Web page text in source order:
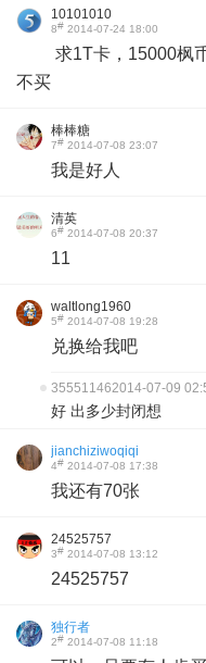
10101010
8# 2014-07-24 18:00
求1T卡，15000枫
不买
棒棒糖
7# 2014-07-08 23:07
我是好人
清英
6# 2014-07-08 20:37
11
waltlong1960
5# 2014-07-08 19:28
兑换给我吧
355511462014-07-09
好 出多少封闭想
jianchiziwoqiqi
4# 2014-07-08 17:38
我还有70张
24525757
3# 2014-07-08 13:12
24525757
独行者
2# 2014-07-08 11:18